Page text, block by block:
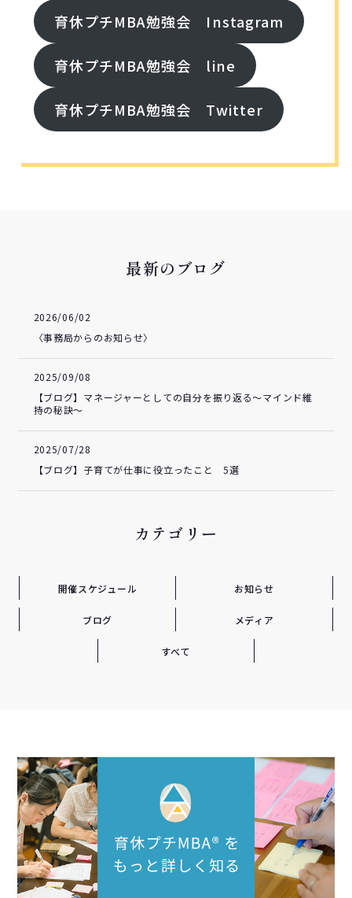
育休プチMBA勉強会 Instagram
育休プチMBA勉強会 line
育休プチMBA勉強会 Twitter
最新のブログ
2026/06/02
〈事務局からのお知らせ〉
2025/09/08
【ブログ】マネージャーとしての自分を振り返る～マインド維
持の秘訣～
2025/07/28
【ブログ】子育てが仕事に役立ったこと 5選
カテゴリー
開催スケジュール お知らせ
ブログ メディア
すべて